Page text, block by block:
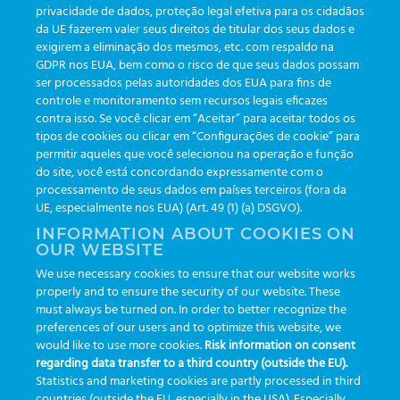
Actualizaciones(19)
Eventos(19)
Funcionalidades(35)
Boletines(111)
TAGS
auditoria automação
congresso customização dashboard DICQ eficiência
enterprise etrack flebotomista governança clínica
GreinerBioOne greinerbioonebr HL7 IA informação
inovação ISO15189 laboratório novas tecnologias PALC
preanalitica processo de coleta produtividade
privacidade de dados, proteção legal efetiva para os cidadãos
da UE fazerem valer seus direitos de titular dos seus dados e
exigirem a eliminação dos mesmos, etc. com respaldo na
GDPR nos EUA, bem como o risco de que seus dados possam
ser processados pelas autoridades dos EUA para fins de
controle e monitoramento sem recursos legais eficazes
contra isso. Se você clicar em “Aceitar” para aceitar todos os
tipos de cookies ou clicar em “Configurações de cookie” para
permitir aqueles que você selecionou na operação e função
do site, você está concordando expressamente com o
processamento de seus dados em países terceiros (fora da
UE, especialmente nos EUA) (Art. 49 (1) (a) DSGVO).
INFORMATION ABOUT COOKIES ON
OUR WEBSITE
We use necessary cookies to ensure that our website works
properly and to ensure the security of our website. These
must always be turned on. In order to better recognize the
preferences of our users and to optimize this website, we
would like to use more cookies.Risk information on consent
regarding data transfer to a third country (outside the EU).
Statistics and marketing cookies are partly processed in third